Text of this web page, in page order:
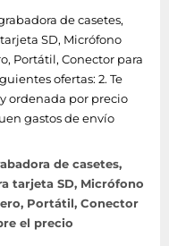
de casetes,
SD, Micrófono
Portátil, Conector para
ofertas: 2. Te
ordenada por precio
gastos de envío
de casetes,
tarjeta SD, Micrófono
Portátil, Conector
el precio